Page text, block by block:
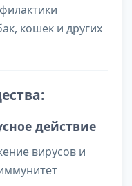
кошек и других
действие
вирусов и